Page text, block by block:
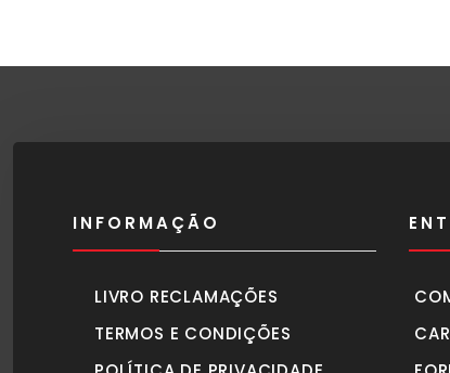
INFORMAÇÃO
LIVRO RECLAMAÇÕES
TERMOS E CONDIÇÕES